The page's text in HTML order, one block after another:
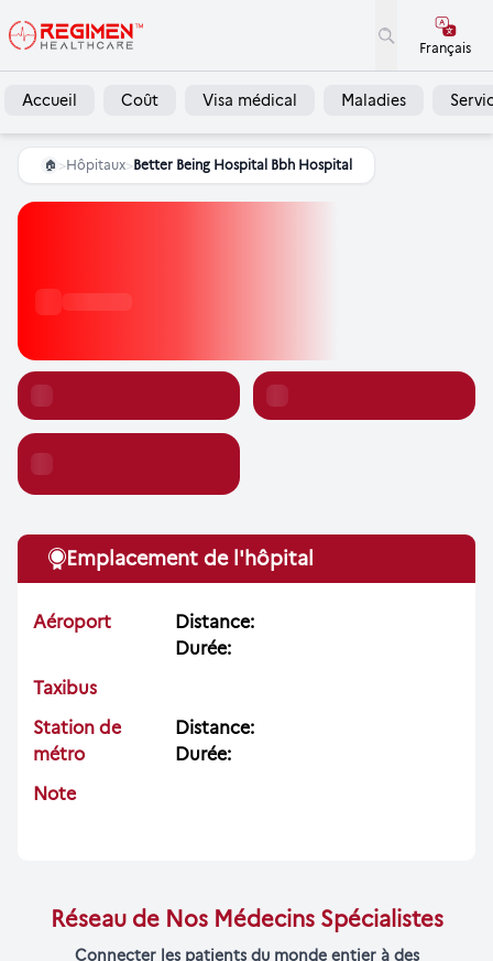
Français
Accueil Coût Visa médical Maladies
🏠 >Hôpitaux>Better Being Hospital Bbh Hospital
Emplacement de l'hôpital
Aéroport
Distance:
Durée:
Taxibus
Station de
métro
Distance:
Durée:
Note
Réseau de Nos Médecins Spécialistes
Connecter les patients du monde entier à des